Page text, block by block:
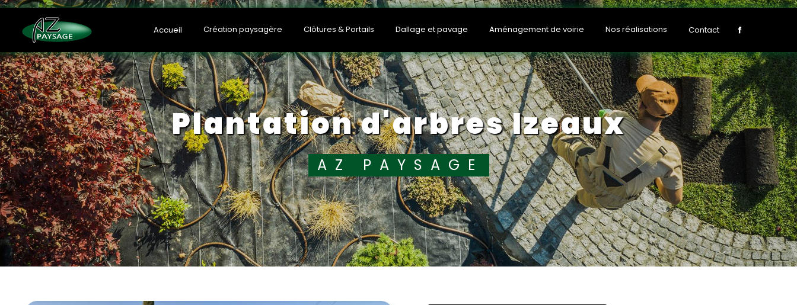
Accueil Création paysagère Clôtures & Portails Dallage et pavage Aménagement de voirie Nos réalisations Contact
plantation d'arbres Izeaux
AZ PAYSAGE
Panneau de gestion des cookies